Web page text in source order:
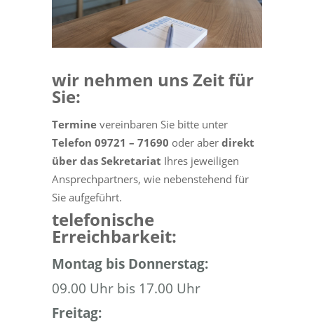
wir nehmen uns Zeit für
Sie:
Termine vereinbaren Sie bitte unter
Telefon 09721 – 71690 oder aber direkt
über das Sekretariat Ihres jeweiligen
Ansprechpartners, wie nebenstehend für
Sie aufgeführt.
telefonische
Erreichbarkeit:
Montag bis Donnerstag:
09.00 Uhr bis 17.00 Uhr
Freitag: